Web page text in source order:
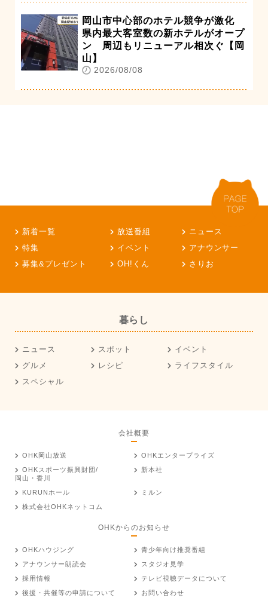
岡山市中心部のホテル競争が激化
県内最大客室数の新ホテルがオープ
ン 周辺もリニューアル相次ぐ【岡
山】
2026/08/08
新着一覧 放送番組
ニュース
特集
イベント
アナウンサー
募集&プレゼント
OH!くん さりお
暮らし
ニュース スポット
イベント
グルメ
レシピ
ライフスタイル
スペシャル
会社概要
OHK岡山放送
OHKエンタープライズ
OHKスポーツ振興財団/
岡山・香川
新本社
KURUNホール
ミルン
株式会社OHKネットコム
OHKからのお知らせ
OHKハウジング
青少年向け推奨番組
アナウンサー朗読会
スタジオ見学
採用情報
テレビ視聴データについて
後援・共催等の申請について
お問い合わせ